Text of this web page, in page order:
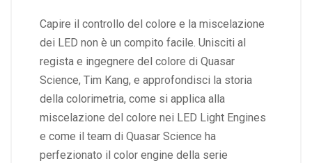
Capire il controllo del colore e la miscelazione
dei LED non è un compito facile. Unisciti al
regista e ingegnere del colore di Quasar
Science, Tim Kang, e approfondisci la storia
della colorimetria, come si applica alla
miscelazione del colore nei LED Light Engines
e come il team di Quasar Science ha
perfezionato il color engine della serie